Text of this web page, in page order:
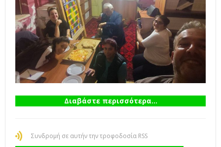
Διαβάστε περισσότερα...
Συνδρομή σε αυτήν την τροφοδοσία RSS